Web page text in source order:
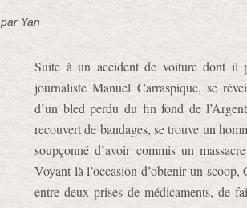
par Yan
Suite à un accident de voiture dont il
journaliste Manuel Carraspique, se
d’un bled perdu du fin fond de
recouvert de bandages, se trouve un
soupçonné d’avoir commis un
Voyant là l’occasion d’obtenir un scoop,
entre deux prises de médicaments, de